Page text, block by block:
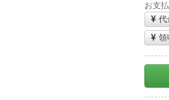
お支
代
領